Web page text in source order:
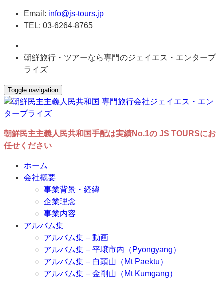
Email: info@js-tours.jp
TEL: 03-6264-8765
朝鮮旅行・ツアーなら専門のジェイエス・エンタープ
ライズ
Toggle navigation
朝鮮民主主義人民共和国手配は実績No.1の JS TOURSにお
任せください
ホーム
会社概要
事業背景・経緯
企業理念
事業内容
アルバム集
アルバム集 – 動画
アルバム集 – 平壌市内（Pyongyang）
アルバム集 – 白頭山（Mt Paektu）
アルバム集 – 金剛山（Mt Kumgang）